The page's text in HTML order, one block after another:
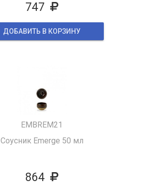
747
ДОБАВИТЬ В КОРЗИНУ
EMBREM21
Соусник Emerge 50 мл
864